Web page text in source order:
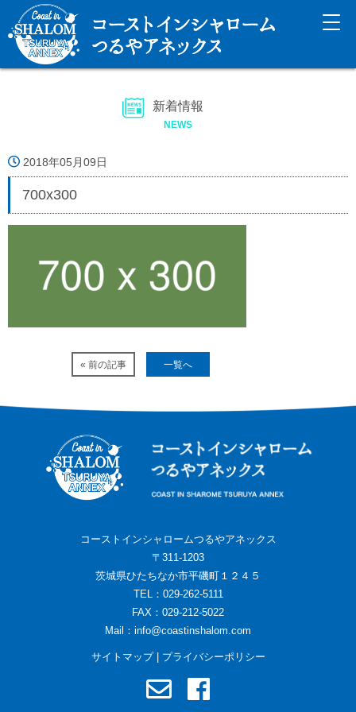
新着情報
NEWS
2018年05月09日
700x300
« 前の記事 一覧へ
コーストインシャロームつるやアネックス
〒311-1203
茨城県ひたちなか市平磯町１２４５
TEL：029-262-5111
FAX：029-212-5022
Mail： info@coastinshalom.com
サイトマップ| プライバシーポリシー